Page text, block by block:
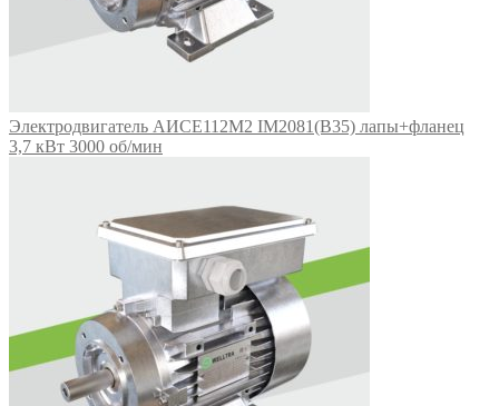
Электродвигатель АИСЕ112М2 IM2081(B35) лапы+фланец
3,7 кВт 3000 об/мин